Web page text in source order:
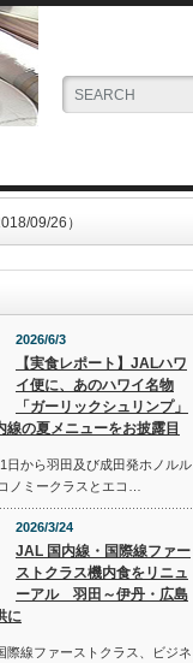
09/26）
2026/6/3
【実食レポート】JALハワ
イ便に、あのハワイ名物
「ガーリックシュリンプ」
線の夏メニューをお披露目
日から羽田及び成田発ホノルル
ノミークラスとエコ…
2026/3/24
JAL 国内線・国際線ファー
ストクラス機内食をリニュ
ーアル 羽田～伊丹・広島
に
際線ファーストクラス、ビジネ